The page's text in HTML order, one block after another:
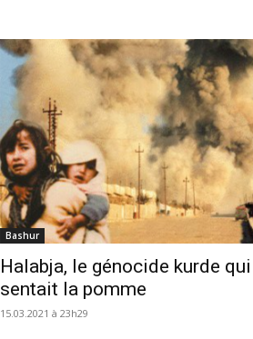
Bashur
Halabja, le génocide kurde qui
sentait la pomme
15.03.2021 à 23h29